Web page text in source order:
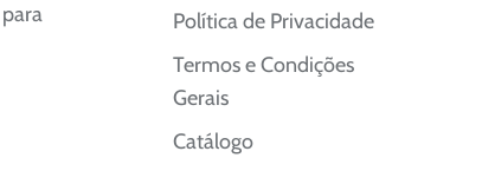
Política de Privacidade
Termos e Condições
Gerais
Catálogo